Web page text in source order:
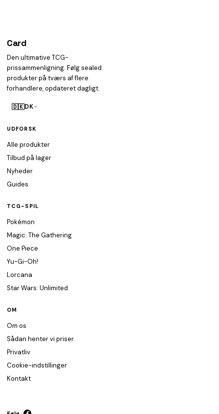
Card
Den ultimative TCG-
prissammenligning. Følg sealed
produkter på tværs af flere
forhandlere, opdateret dagligt.
🇩🇰DK
UDFORSK
Alle produkter
Tilbud på lager
Nyheder
Guides
TCG-SPIL
Pokémon
Magic: The Gathering
One Piece
Yu-Gi-Oh!
Lorcana
Star Wars: Unlimited
OM
Om os
Sådan henter vi priser
Privatliv
Cookie-indstillinger
Kontakt